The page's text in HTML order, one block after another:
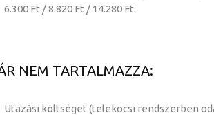
6.300 Ft / 8.820 Ft / 14.280 Ft.
NEM TARTALMAZZA:
Utazási költséget (telekocsi rendszerben